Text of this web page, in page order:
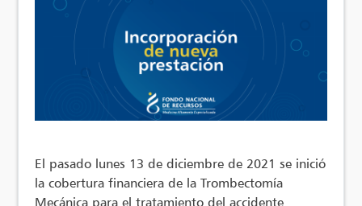
El pasado lunes 13 de diciembre de 2021 se inició
la cobertura financiera de la Trombectomía
Mecánica para el tratamiento del accidente